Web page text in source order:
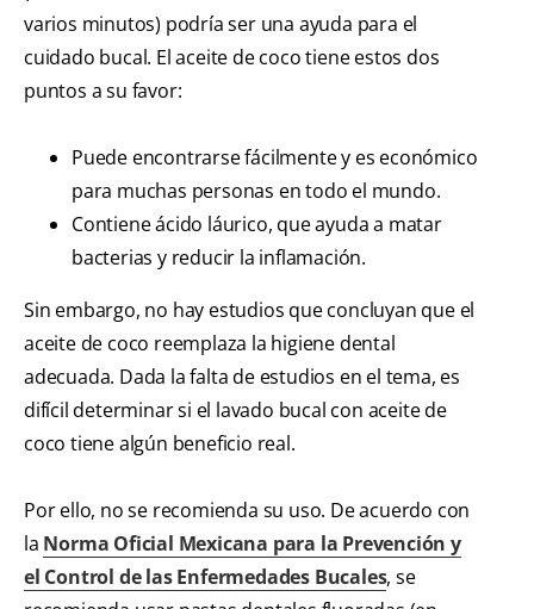
varios minutos) podría ser una ayuda para el
cuidado bucal. El aceite de coco tiene estos dos
puntos a su favor:
Puede encontrarse fácilmente y es económico
para muchas personas en todo el mundo.
Contiene ácido láurico, que ayuda a matar
bacterias y reducir la inflamación.
Sin embargo, no hay estudios que concluyan que el
aceite de coco reemplaza la higiene dental
adecuada. Dada la falta de estudios en el tema, es
difícil determinar si el lavado bucal con aceite de
coco tiene algún beneficio real.
Por ello, no se recomienda su uso. De acuerdo con
la Norma Oficial Mexicana para la Prevención y
el Control de las Enfermedades Bucales, se